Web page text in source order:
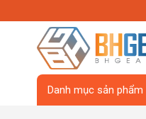
Danh mục sản phẩm